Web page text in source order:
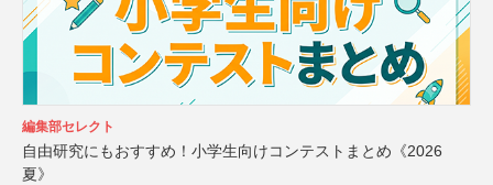
編集部セレクト
自由研究にもおすすめ！小学生向けコンテストまとめ《2026
夏》